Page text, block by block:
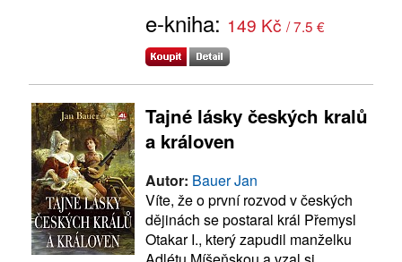
e-kniha: 149 Kč / 7.5 €
Tajné lásky českých kralů
a královen
Autor: Bauer Jan
Víte, že o první rozvod v českých
dějinách se postaral král Přemysl
Otakar I., který zapudil manželku